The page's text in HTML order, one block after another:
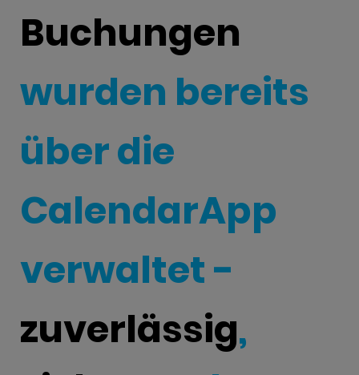
Buchungen
wurden bereits
über die
CalendarApp
verwaltet -
zuverlässig,